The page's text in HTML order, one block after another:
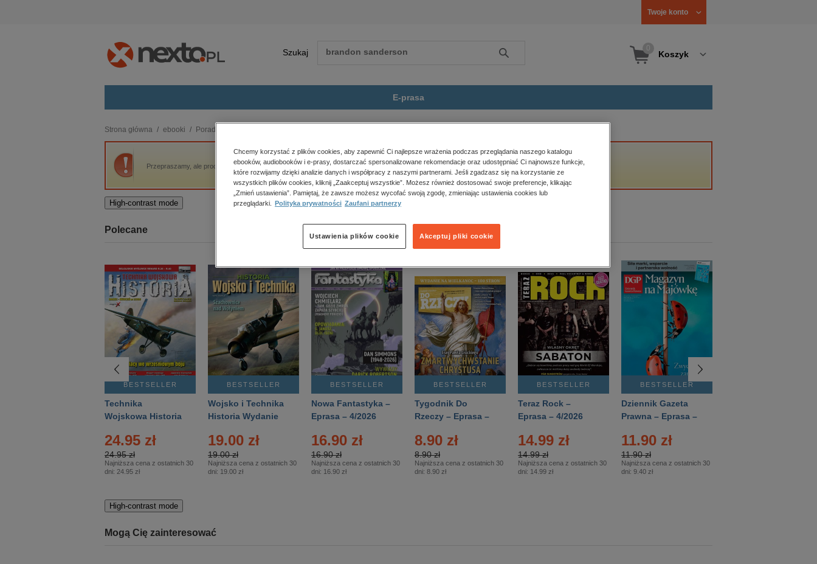
Twoje konto
Szukaj Szukaj Koszyk
E-prasa
budownictwo, aranżacja wnętrz
biznesowe, branżowe, gospodarka
darmowe wydania
edukacja
kobiece, lifestyle, kultura
polityka, społeczno-informacyjne
psychologiczne
inne
popularno-naukowe
historia
zdrowie
religie
Strona główna ebooki Poradniki
Przepraszamy, ale produkt „Sztuka zrywania Jak rozpadają się związki” nie jest dostępny.
High-contrast mode
Polecane
BESTSELLER
Technika
Wojskowa Historia
24.95 zł
24.95 zł
Najniższa cena z ostatnich 30
dni: 24.95 zł
BESTSELLER
Wojsko i Technika
Historia Wydanie
– 2/2026
19.00 zł
19.00 zł
Najniższa cena z ostatnich 30
dni: 19.00 zł
BESTSELLER
Nowa Fantastyka –
Eprasa – 4/2026
16.90 zł
16.90 zł
Najniższa cena z ostatnich 30
dni: 16.90 zł
BESTSELLER
Tygodnik Do
Rzeczy – Eprasa –
8.90 zł
8.90 zł
Najniższa cena z ostatnich 30
dni: 8.90 zł
BESTSELLER
Teraz Rock –
Eprasa – 4/2026
14.99 zł
14.99 zł
Najniższa cena z ostatnich 30
dni: 14.99 zł
BESTSELLER
Dziennik Gazeta
Prawna – Eprasa –
11.90 zł
11.90 zł
Najniższa cena z ostatnich 30
dni: 9.40 zł
High-contrast mode
Mogą Cię zainteresować
Chcemy korzystać z plików cookies, aby zapewnić Ci najlepsze wrażenia podczas przeglądania naszego katalogu
ebooków, audiobooków i e-prasy, dostarczać spersonalizowane rekomendacje oraz udostępniać Ci najnowsze funkcje,
które rozwijamy dzięki analizie danych i współpracy z naszymi partnerami. Jeśli zgadzasz się na korzystanie ze
wszystkich plików cookies, kliknij „Zaakceptuj wszystkie”. Możesz również dostosować swoje preferencje, klikając
„Zmień ustawienia”. Pamiętaj, że zawsze możesz wycofać swoją zgodę, zmieniając ustawienia cookies lub
przeglądarki.
Polityka prywatności Zaufani partnerzy
Akceptuj pliki cookie
Ustawienia plików cookie